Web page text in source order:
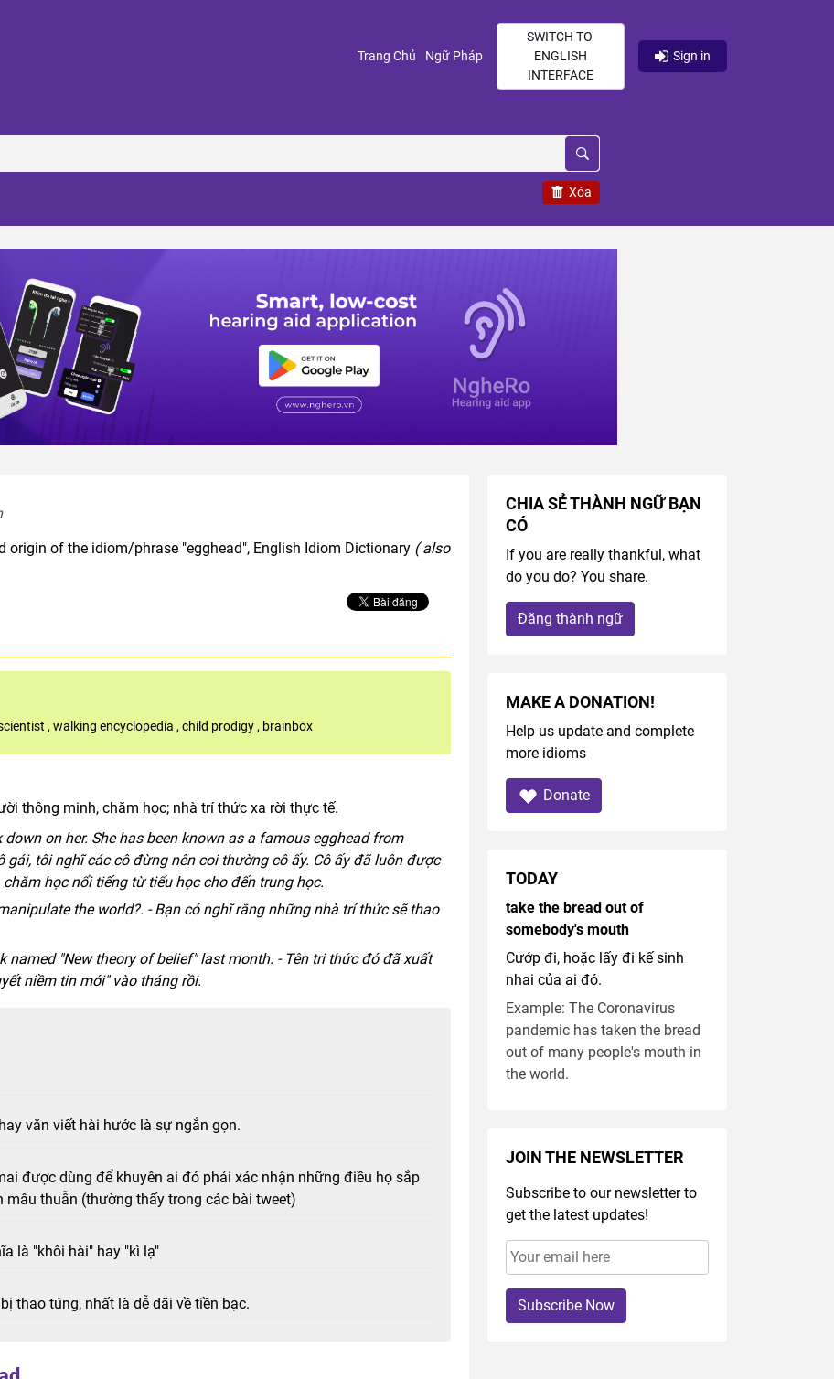
Trang Chủ (current)
Ngữ Pháp(current)
SWITCH TO
ENGLISH
INTERFACE
Sign in
Xóa
origin of the idiom/phrase "egghead", English Idiom Dictionary ( also
, walking encyclopedia , child prodigy , brainbox
thông minh, chăm học; nhà trí thức xa rời thực tế.
on her. She has been known as a famous egghead from
gái, tôi nghĩ các cô đừng nên coi thường cô ấy. Cô ấy đã luôn được
học nổi tiếng từ tiểu học cho đến trung học.
the world?. - Bạn có nghĩ rằng những nhà trí thức sẽ thao
named "New theory of belief" last month. - Tên tri thức đó đã xuất
niềm tin mới" vào tháng rồi.
văn viết hài hước là sự ngắn gọn.
được dùng để khuyên ai đó phải xác nhận những điều họ sắp
thuẫn (thường thấy trong các bài tweet)
là "khôi hài" hay "kì lạ"
thao túng, nhất là dễ dãi về tiền bạc.
CHIA SẺ THÀNH NGỮ BẠN
CÓ
If you are really thankful, what
do you do? You share.
Đăng thành ngữ
MAKE A DONATION!
Help us update and complete
more idioms
Donate
TODAY
take the bread out of
somebody's mouth
Cướp đi, hoặc lấy đi kế sinh
nhai của ai đó.
Example: The Coronavirus
pandemic has taken the bread
out of many people's mouth in
the world.
JOIN THE NEWSLETTER
Subscribe to our newsletter to
get the latest updates!
Subscribe Now